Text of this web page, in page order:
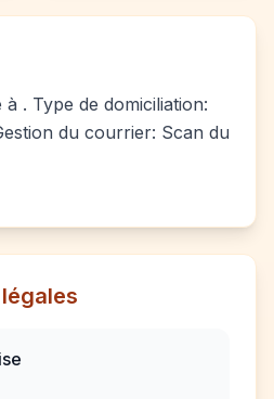
. Type de domiciliation:
du courrier: Scan du